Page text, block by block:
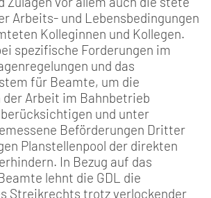
Arbeits- und Lebensbedingungen
Kolleginnen und Kollegen.
spezifische Forderungen im
und das
für Beamte, um die
Arbeit im Bahnbetrieb
und unter
Beförderungen Dritter
Planstellenpool der direkten
In Bezug auf das
lehnt die GDL die
Streikrechts trotz verlockender